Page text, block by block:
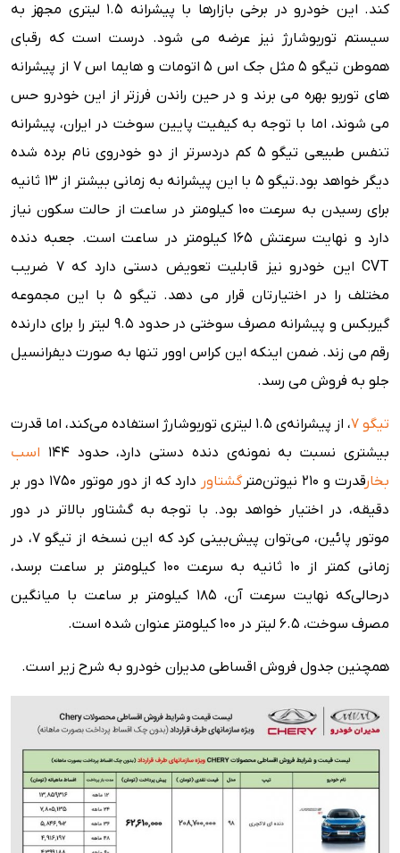
کند. این خودرو در برخی بازارها با پیشرانه 1.5 لیتری مجهز به
سیستم توربوشارژ نیز عرضه می شود. درست است که رقبای
هموطن تیگو 5 مثل جک اس 5 اتومات و هایما اس 7 از پیشرانه
های توربو بهره می برند و در حین راندن فرزتر از این خودرو حس
می شوند، اما با توجه به کیفیت پایین سوخت در ایران، پیشرانه
تنفس طبیعی تیگو 5 کم دردسرتر از دو خودروی نام برده شده
دیگر خواهد بود.تیگو 5 با این پیشرانه به زمانی بیشتر از 13 ثانیه
برای رسیدن به سرعت 100 کیلومتر در ساعت از حالت سکون نیاز
دارد و نهایت سرعتش 165 کیلومتر در ساعت است. جعبه دنده
CVT این خودرو نیز قابلیت تعویض دستی دارد که 7 ضریب
مختلف را در اختیارتان قرار می دهد. تیگو 5 با این مجموعه
گیربکس و پیشرانه مصرف سوختی در حدود 9.5 لیتر را برای دارنده
رقم می زند. ضمن اینکه این کراس اوور تنها به صورت دیفرانسیل
جلو به فروش می رسد.
تیگو ۷
، از پیشرانه‌ی ۱.۵ لیتری توربوشارژ استفاده می‌کند، اما قدرت
بیشتری نسبت به نمونه‌ی دنده دستی دارد، حدود ۱۴۴
اسب
بخارقدرت و ۲۱۰ نیوتن‌متر گشتاور
دارد که از دور موتور ۱۷۵۰ دور بر
دقیقه، در اختیار خواهد بود. با توجه به گشتاور بالاتر در دور
موتور پائین، می‌توان پیش‌بینی کرد که این نسخه از تیگو ۷، در
زمانی کمتر از ۱۰ ثانیه به سرعت ۱۰۰ کیلومتر بر ساعت برسد،
درحالی‌که نهایت سرعت آن، ۱۸۵ کیلومتر بر ساعت با میانگین
مصرف سوخت، ۶.۵ لیتر در ۱۰۰ کیلومتر عنوان شده است.
همچنین جدول فروش اقساطی مدیران خودرو به شرح زیر است.